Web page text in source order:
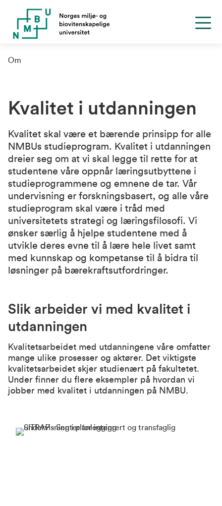
Om
Kvalitet i utdanningen
Kvalitet skal være et bærende prinsipp for alle
NMBUs studieprogram. Kvalitet i utdanningen
dreier seg om at vi skal legge til rette for at
studentene våre oppnår læringsutbyttene i
studieprogrammene og emnene de tar. Vår
undervisning er forskningsbasert, og alle våre
studieprogram skal være i tråd med
universitetets strategi og læringsfilosofi. Vi
ønsker særlig å hjelpe studentene med å
utvikle deres evne til å lære hele livet samt
med kunnskap og kompetanse til å bidra til
løsninger på bærekraftsutfordringer.
Slik arbeider vi med kvalitet i
utdanningen
Kvalitetsarbeidet med utdanningene våre omfatter
mange ulike prosesser og aktører. Det viktigste
kvalitetsarbeidet skjer studienært på fakultetet.
Under finner du flere eksempler på hvordan vi
jobber med kvalitet i utdanningen på NMBU.